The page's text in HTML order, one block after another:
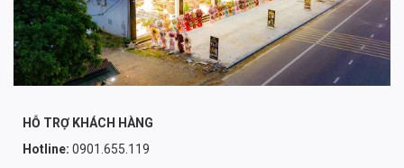
HỖ TRỢ KHÁCH HÀNG
Hotline: 0901.655.119